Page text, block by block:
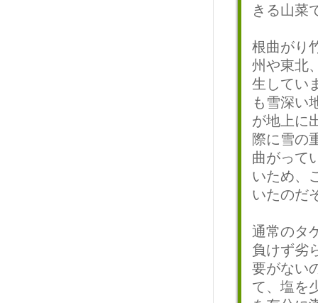
きる山菜
根曲がり
州や東北
生してい
も雪深い
が地上に
際に雪の
曲がって
いため、
いたのだ
通常のタ
負けず劣
要がない
て、塩を